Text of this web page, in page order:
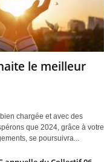
le meilleur
chargée et avec des
que 2024, grâce à votre
se poursuivra...